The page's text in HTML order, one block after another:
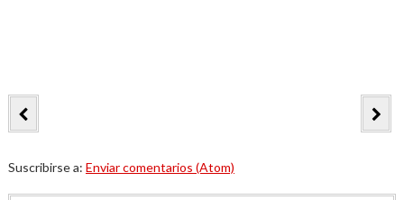
Suscribirse a: Enviar comentarios (Atom)